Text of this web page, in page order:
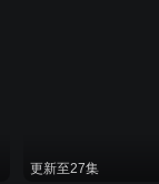
更新至27集